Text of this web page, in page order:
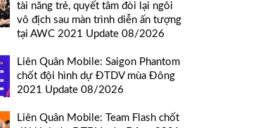
tài năng trẻ, quyết tâm đòi lại ngôi
vô địch sau màn trình diễn ấn tượng
tại AWC 2021 Update 08/2026
Liên Quân Mobile: Saigon Phantom
chốt đội hình dự ĐTDV mùa Đông
2021 Update 08/2026
Liên Quân Mobile: Team Flash chốt